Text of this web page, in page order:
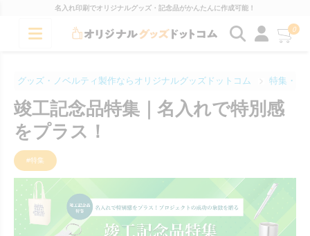
名入れ印刷でオリジナルグッズ・記念品がかんたんに作成可能！
0
グッズ・ノベルティ製作ならオリジナルグッズドットコム 特集・コ
竣工記念品特集｜名入れで特別感
をプラス！
#特集